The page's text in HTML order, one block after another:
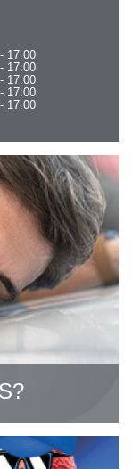
17:00
17:00
17:00
17:00
17:00